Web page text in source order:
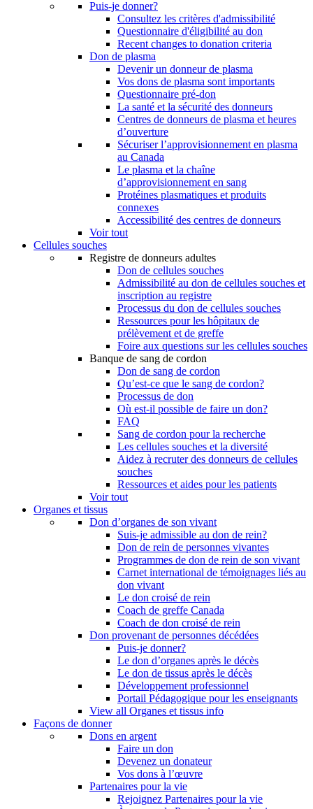
Puis-je donner?
Consultez les critères d'admissibilité
Questionnaire d'éligibilité au don
Recent changes to donation criteria
Don de plasma
Devenir un donneur de plasma
Vos dons de plasma sont importants
Questionnaire pré-don
La santé et la sécurité des donneurs
Centres de donneurs de plasma et heures
d’ouverture
Sécuriser l’approvisionnement en plasma
au Canada
Le plasma et la chaîne
d’approvisionnement en sang
Protéines plasmatiques et produits
connexes
Accessibilité des centres de donneurs
Voir tout
Cellules souches
Registre de donneurs adultes
Don de cellules souches
Admissibilité au don de cellules souches et
inscription au registre
Processus du don de cellules souches
Ressources pour les hôpitaux de
prélèvement et de greffe
Foire aux questions sur les cellules souches
Banque de sang de cordon
Don de sang de cordon
Qu’est-ce que le sang de cordon?
Processus de don
Où est-il possible de faire un don?
FAQ
Sang de cordon pour la recherche
Les cellules souches et la diversité
Aidez à recruter des donneurs de cellules
souches
Ressources et aides pour les patients
Voir tout
Organes et tissus
Don d’organes de son vivant
Suis-je admissible au don de rein?
Don de rein de personnes vivantes
Programmes de don de rein de son vivant
Carnet international de témoignages liés au
don vivant
Le don croisé de rein
Coach de greffe Canada
Coach de don croisé de rein
Don provenant de personnes décédées
Puis-je donner?
Le don d’organes après le décès
Le don de tissus après le décès
Développement professionnel
Portail Pédagogique pour les enseignants
View all Organes et tissus info
Façons de donner
Dons en argent
Faire un don
Devenez un donateur
Vos dons à l’œuvre
Partenaires pour la vie
Rejoignez Partenaires pour la vie